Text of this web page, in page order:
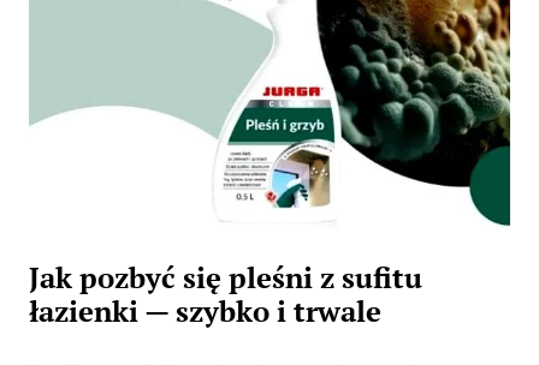
Jak pozbyć się pleśni z sufitu
łazienki — szybko i trwale